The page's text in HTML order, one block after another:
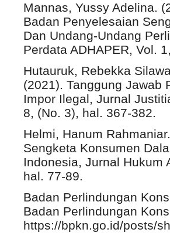
Mannas, Yussy Adelina.
Badan Penyelesaian
Dan Undang-Undang
Perdata ADHAPER, Vol.
Hutauruk, Rebekka
(2021). Tanggung Jawab
Impor Ilegal, Jurnal
8, (No. 3), hal. 367-382.
Helmi, Hanum
Sengketa Konsumen
Indonesia, Jurnal Hukum
hal. 77-89.
Badan Perlindungan
Badan Perlindungan
https://bpkn.go.id/posts/